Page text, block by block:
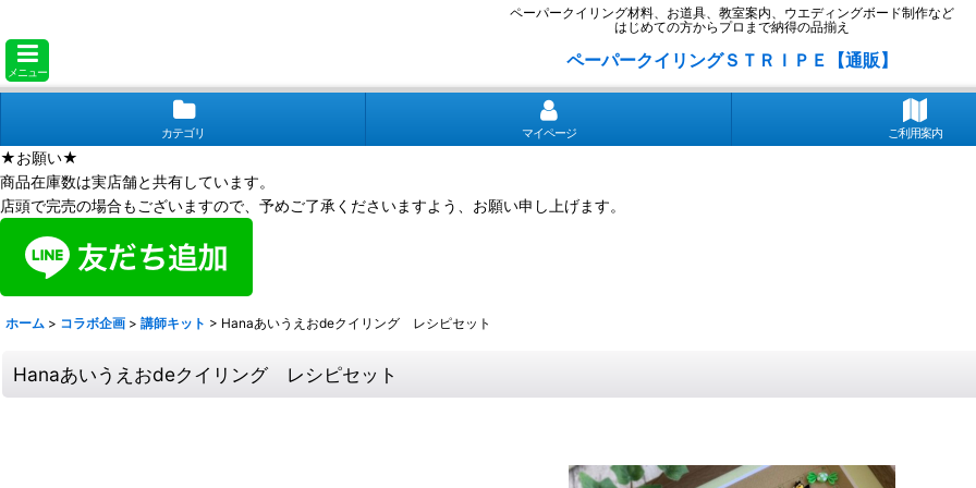
ペーパークイリング材料、お道具、教室案内、ウエディングボード制作など
はじめての方からプロまで納得の品揃え
メニュー
ペーパークイリングＳＴＲＩＰＥ【通販】
カテゴリ マイページ ご利用案内
★お願い★
商品在庫数は実店舗と共有しています。
店頭で完売の場合もございますので、予めご了承くださいますよう、お願い申し上げます。
ホーム > コラボ企画 > 講師キット > Hanaあいうえおdeクイリング レシピセット
Hanaあいうえおdeクイリング レシピセット